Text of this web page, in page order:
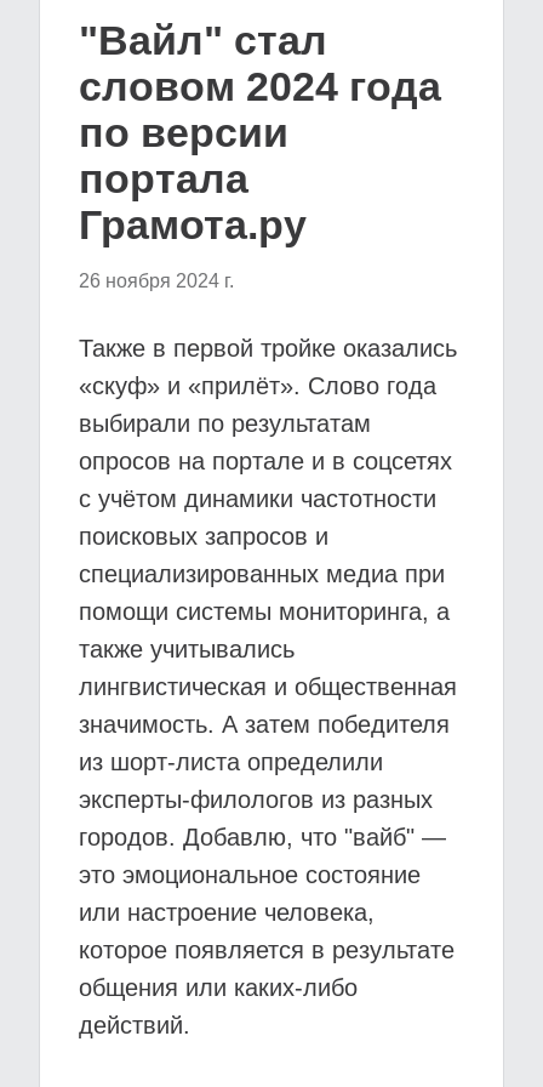
"Вайл" стал
словом 2024 года
по версии
портала
Грамота.ру
26 ноября 2024 г.
Также в первой тройке оказались
«скуф» и «прилёт». Слово года
выбирали по результатам
опросов на портале и в соцсетях
с учётом динамики частотности
поисковых запросов и
специализированных медиа при
помощи системы мониторинга, а
также учитывались
лингвистическая и общественная
значимость. А затем победителя
из шорт-листа определили
эксперты-филологов из разных
городов. Добавлю, что "вайб" —
это эмоциональное состояние
или настроение человека,
которое появляется в результате
общения или каких-либо
действий.